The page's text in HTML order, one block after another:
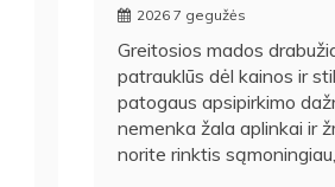
2026 7 gegužės
Greitosios mados
patrauklūs dėl kainos ir
patogaus apsipirkimo
nemenka žala aplinkai ir
norite rinktis sąmoningiau,